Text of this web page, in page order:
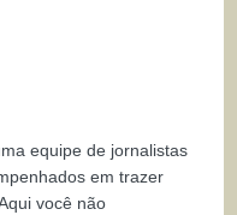
equipe de jornalistas
em trazer
você não